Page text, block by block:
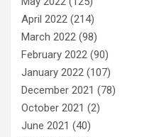
April 2022 (214)
March 2022 (98)
February 2022 (90)
January 2022 (107)
December 2021 (78)
October 2021 (2)
June 2021 (40)